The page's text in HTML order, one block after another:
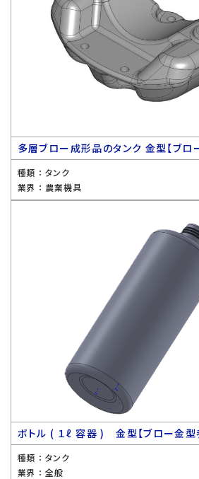
多層ブロー成形品のタンク 金型【ブロ
種類 ： タンク
業界 ： 農業機具
ボトル ( １ℓ 容器 ) 金型【ブロー金型
種類 ： タンク
業界 ： 全般